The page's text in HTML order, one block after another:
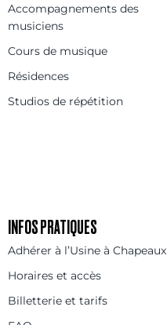
Accompagnements des
musiciens
Cours de musique
Résidences
Studios de répétition
INFOS PRATIQUES
Adhérer à l’Usine à Chapeaux
Horaires et accès
Billetterie et tarifs